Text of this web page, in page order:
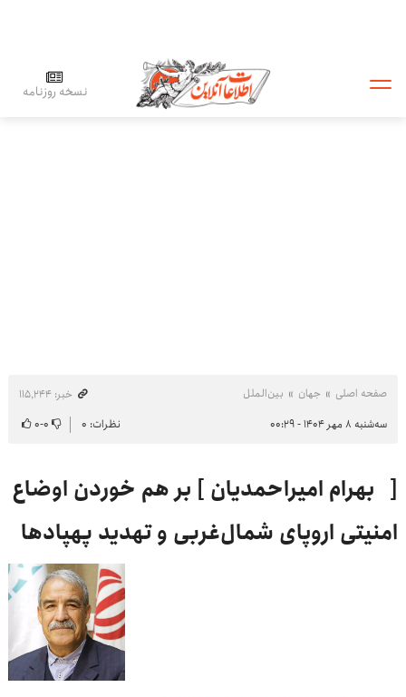
نسخه روزنامه
صفحه اصلی جهان بین‌الملل
خبر: ۱۱۵٬۲۴۴
سه‌شنبه ۸ مهر ۱۴۰۴ - ۰۰:۲۹
نظرات: ۰ ۰-۰
[ بهرام امیراحمدیان ] بر هم خوردن اوضاع
امنیتی اروپای شمال‌غربی و تهدید پهپادها